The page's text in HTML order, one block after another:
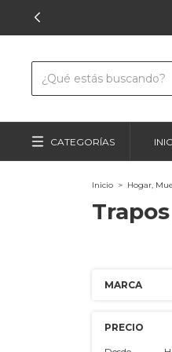
CATEGORÍAS
Inicio > Hogar,
MARCA
PRECIO